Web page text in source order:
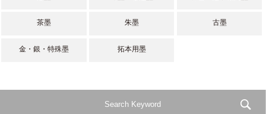
茶墨 朱墨 古墨
金・銀・特殊墨 拓本用墨